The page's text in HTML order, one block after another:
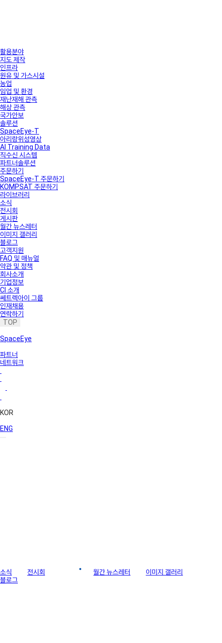
활용분야
지도 제작
인프라
원유 및 가스시설
농업
임업 및 환경
재난재해 관측
해상 관측
국가안보
솔루션
SpaceEye-T
아리랑위성영상
AI Training Data
직수신 시스템
파트너솔루션
주문하기
SpaceEye-T 주문하기
KOMPSAT 주문하기
라이브러리
소식
전시회
게시판
월간 뉴스레터
이미지 갤러리
블로그
고객지원
FAQ 및 매뉴얼
약관 및 정책
회사소개
기업정보
CI 소개
쎄트렉아이 그룹
인재채용
연락하기
TOP
SpaceEye
파트너
네트워크
KOR
ENG
소식 전시회 월간 뉴스레터
이미지 갤러리
블로그